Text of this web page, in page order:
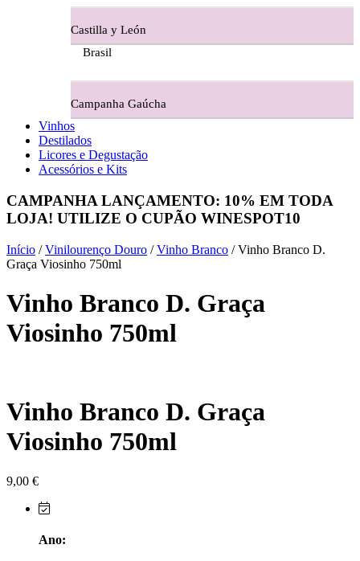
Herdade da Lisboa Alentejo
Herdade Do Freixo - Alentejo
Herdade do Moinho Branco - Alentejo
Herdade do Sobroso Alentejo
Herdade dos Coteis Alentejo
Herdade Papa Leite - Alentejo
Horacio Simoes Setubal
Já Te Disse - Alentejo
João Tique - Top Wines - Alentejo
Castilla y León
Brasil
Campanha Gaúcha
Vinhos
Destilados
Licores e Degustação
Acessórios e Kits
CAMPANHA LANÇAMENTO: 10% EM TODA
LOJA! UTILIZE O CUPÃO WINESPOT10
Início /Vinilourenço Douro /Vinho Branco / Vinho Branco D.
Graça Viosinho 750ml
Vinho Branco D. Graça
Viosinho 750ml
Vinho Branco D. Graça
Viosinho 750ml
9,00 €
Ano: